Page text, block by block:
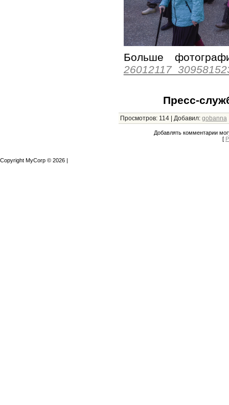
Больше
Пресс-
Просмотров: 114| Добавил: gobanna
Добавлять комментарии
[
Copyright MyCorp © 2026 |